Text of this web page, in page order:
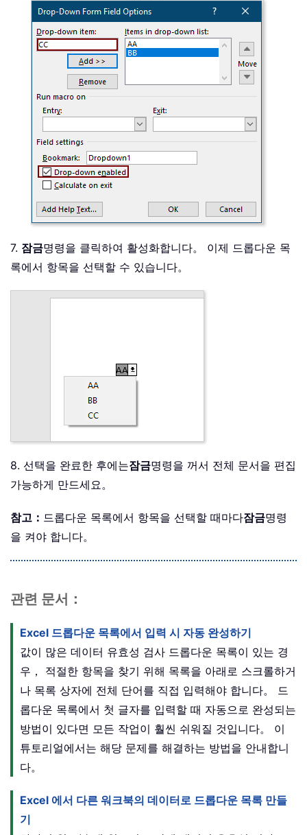
7. 잠금명령을 클릭하여 활성화합니다。 이제 드롭다운 목
록에서 항목을 선택할 수 있습니다。
8. 선택을 완료한 후에는잠금명령을 꺼서 전체 문서을 편집
가능하게 만드세요。
참고： 드롭다운 목록에서 항목을 선택할 때마다잠금명령
을 켜야 합니다。
관련 문서：
Excel 드롭다운 목록에서 입력 시 자동 완성하기
값이 많은 데이터 유효성 검사 드롭다운 목록이 있는 경
우， 적절한 항목을 찾기 위해 목록을 아래로 스크롤하거
나 목록 상자에 전체 단어를 직접 입력해야 합니다。 드
롭다운 목록에서 첫 글자를 입력할 때 자동으로 완성되는
방법이 있다면 모든 작업이 훨씬 쉬워질 것입니다。 이
튜토리얼에서는 해당 문제를 해결하는 방법을 안내합니
다。
Excel 에서 다른 워크북의 데이터로 드롭다운 목록 만들
기